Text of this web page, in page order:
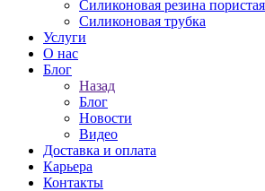
Силиконовая резина пористая
Силиконовая трубка
Услуги
О нас
Блог
Назад
Блог
Новости
Видео
Доставка и оплата
Карьера
Контакты